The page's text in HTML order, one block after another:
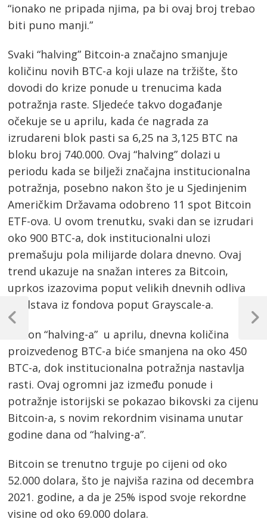
“ionako ne pripada njima, pa bi ovaj broj trebao
biti puno manji.”
Svaki “halving” Bitcoin-a značajno smanjuje
količinu novih BTC-a koji ulaze na tržište, što
dovodi do krize ponude u trenucima kada
potražnja raste. Sljedeće takvo događanje
očekuje se u aprilu, kada će nagrada za
izrudareni blok pasti sa 6,25 na 3,125 BTC na
bloku broj 740.000. Ovaj “halving” dolazi u
periodu kada se bilježi značajna institucionalna
potražnja, posebno nakon što je u Sjedinjenim
Američkim Državama odobreno 11 spot Bitcoin
ETF-ova. U ovom trenutku, svaki dan se izrudari
oko 900 BTC-a, dok institucionalni ulozi
premašuju pola milijarde dolara dnevno. Ovaj
trend ukazuje na snažan interes za Bitcoin,
uprkos izazovima poput velikih dnevnih odliva
sredstava iz fondova poput Grayscale-a.
Nakon “halving-a” u aprilu, dnevna količina
proizvedenog BTC-a biće smanjena na oko 450
BTC-a, dok institucionalna potražnja nastavlja
rasti. Ovaj ogromni jaz između ponude i
potražnje istorijski se pokazao bikovski za cijenu
Bitcoin-a, s novim rekordnim visinama unutar
godine dana od “halving-a”.
Bitcoin se trenutno trguje po cijeni od oko
52.000 dolara, što je najviša razina od decembra
2021. godine, a da je 25% ispod svoje rekordne
visine od oko 69.000 dolara.
Post
navigation
Previous
Next